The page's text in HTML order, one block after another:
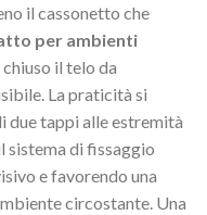
il cassonetto che
per ambienti
chiuso il telo da
La praticità si
due tappi alle estremità
sistema di fissaggio
e favorendo una
circostante. Una